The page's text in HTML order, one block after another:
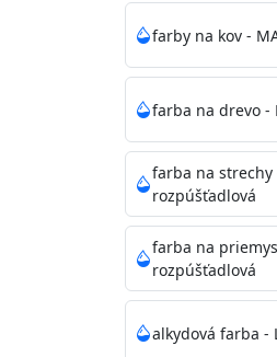
Odtieň: Biela + je
Informácie k
Pred použitím
vrstvu štetcom,
4hod/23°C je
teplotou sa doba
Neaplikujte pri
farby na kov -
farba na drevo -
farba na strechy
rozpúšťadlová
farba na
rozpúšťadlová
alkydová farba -